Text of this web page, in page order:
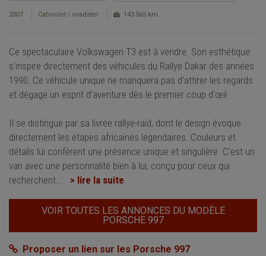
2007 Cabriolet / roadster 143 565 km
Ce spectaculaire Volkswagen T3 est à vendre. Son esthétique
s'inspire directement des véhicules du Rallye Dakar des années
1990. Ce véhicule unique ne manquera pas d'attirer les regards
et dégage un esprit d'aventure dès le premier coup d'œil.
Il se distingue par sa livrée rallye-raid, dont le design évoque
directement les étapes africaines légendaires. Couleurs et
détails lui confèrent une présence unique et singulière. C'est un
van avec une personnalité bien à lui, conçu pour ceux qui
recherchent… > lire la suite
VOIR TOUTES LES ANNONCES DU MODÈLE
PORSCHE 997
Proposer un lien sur les Porsche 997